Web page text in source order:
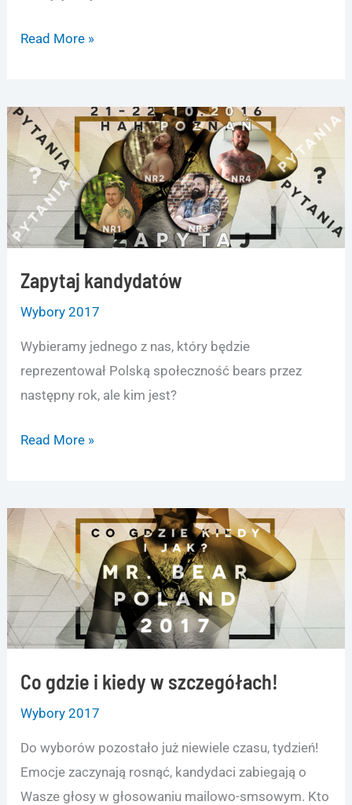
Mr.
2017
wybrany!
Read More »
Zapytaj kandydatów
Wybory 2017
Wybieramy jednego z nas, który będzie
reprezentował Polską społeczność bears przez
następny rok, ale kim jest?
Zapytaj
Read More »
Co gdzie i kiedy w szczegółach!
Wybory 2017
Do wyborów pozostało już niewiele czasu, tydzień!
Emocje zaczynają rosnąć, kandydaci zabiegają o
Wasze głosy w głosowaniu mailowo-smsowym. Kto